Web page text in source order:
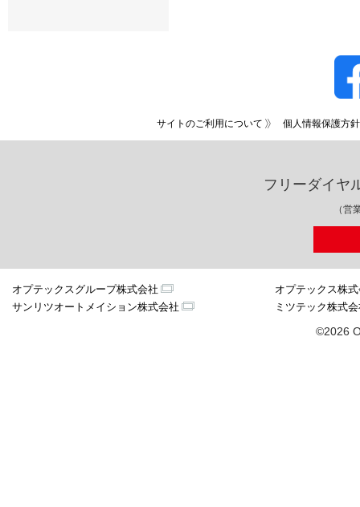
サイトのご利用について 個人情報保護方針
フリーダイヤ
（営
オプテックスグループ株式会社
オプテックス株
サンリツオートメイション株式会社
ミツテック株式
©2026